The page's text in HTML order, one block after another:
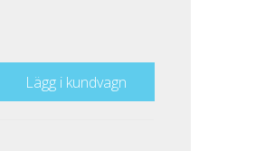
Lägg i kundvagn